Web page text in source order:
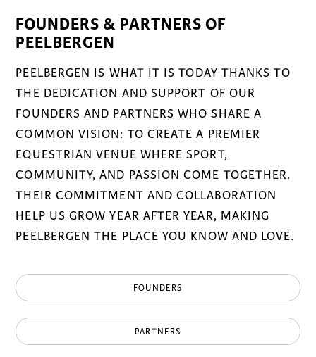
FOUNDERS & PARTNERS OF
PEELBERGEN
PEELBERGEN IS WHAT IT IS TODAY THANKS TO
THE DEDICATION AND SUPPORT OF OUR
FOUNDERS AND PARTNERS WHO SHARE A
COMMON VISION: TO CREATE A PREMIER
EQUESTRIAN VENUE WHERE SPORT,
COMMUNITY, AND PASSION COME TOGETHER.
THEIR COMMITMENT AND COLLABORATION
HELP US GROW YEAR AFTER YEAR, MAKING
PEELBERGEN THE PLACE YOU KNOW AND LOVE.
FOUNDERS
PARTNERS